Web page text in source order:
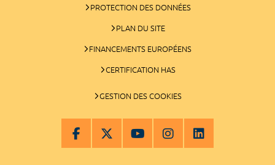
PROTECTION DES DONNÉES
PLAN DU SITE
FINANCEMENTS EUROPÉENS
CERTIFICATION HAS
GESTION DES COOKIES